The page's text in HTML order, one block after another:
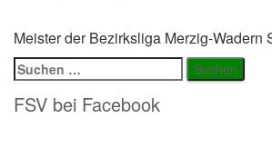
Meister der Bezirksliga Merzig-Wadern
Suchen
nach:
FSV bei Facebook